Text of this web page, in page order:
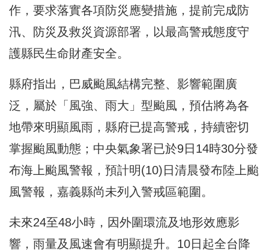
作，要求落實各項防災應變措施，提前完成防
汛、防災及救災資源部署，以最高警戒態度守
護縣民生命財產安全。
縣府指出，巴威颱風結構完整、影響範圍廣
泛，屬於「風強、雨大」型颱風，預估將為各
地帶來明顯風雨，縣府已提高警戒，持續密切
掌握颱風動態；中央氣象署已於9日14時30分發
布海上颱風警報，預計明(10)日清晨發布陸上颱
風警報，嘉義縣尚未列入警戒區範圍。
未來24至48小時，因外圍環流及地形效應影
響，雨量及風速會有明顯提升。10日起全台降